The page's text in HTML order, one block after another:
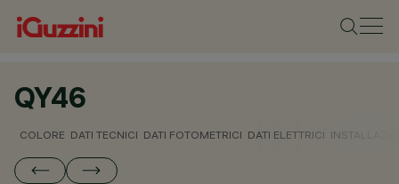
QY46
COLORE DATI TECNICI DATI FOTOMETRICI DATI ELETTRICI